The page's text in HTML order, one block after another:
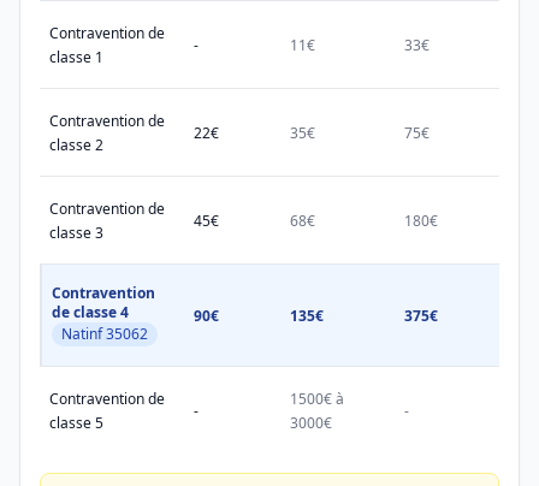
Contravention de
classe 1
- 11€ 33€
Contravention de
classe 2
22€ 35€ 75€
Contravention de
classe 3
45€ 68€ 180€
Contravention
de classe 4
Natinf 35062
90€ 135€ 375€
Contravention de
classe 5
-
1500€ à
3000€
-